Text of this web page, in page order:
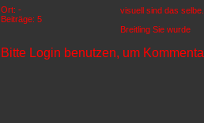
Ort: -
Beiträge: 5
visuell sind das
Breitling Sie wurde
Bitte Login benutzen, um